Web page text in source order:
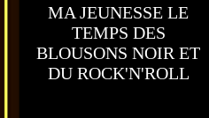
MA JEUNESSE LE
TEMPS DES
BLOUSONS NOIR ET
DU ROCK'N'ROLL